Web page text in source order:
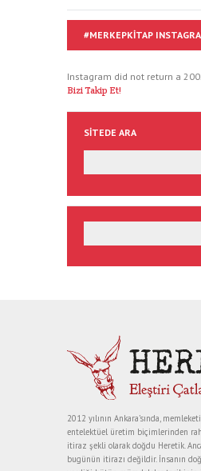
#MERKEPKITAP
Instagram did not return a 200.
Bizi Takip Et!
SITEDE ARA
2012 yılının Ankara’sında,
entelektüel üretim biçimlerinden
itiraz şekli olarak doğdu Heretik.
bugünün itirazı değildir. İnsanın